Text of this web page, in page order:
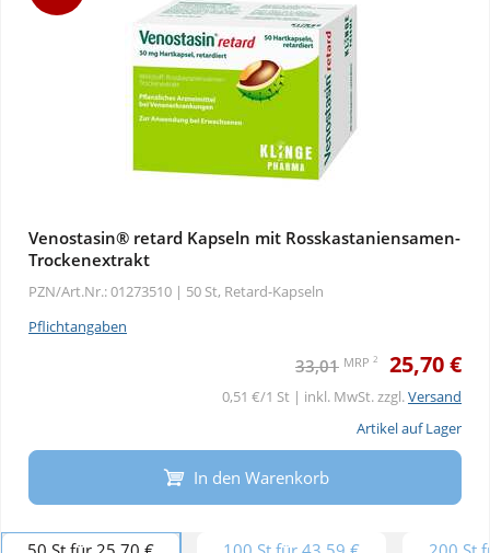
Venostasin® retard Kapseln mit Rosskastaniensamen-
Trockenextrakt
PZN/Art.Nr.: 01273510 | 50 St, Retard-Kapseln
Pflichtangaben
33,01 MRP 2 25,70 €
0,51 €/1 St | inkl. MwSt. zzgl.Versand
Artikel auf Lager
In den Warenkorb